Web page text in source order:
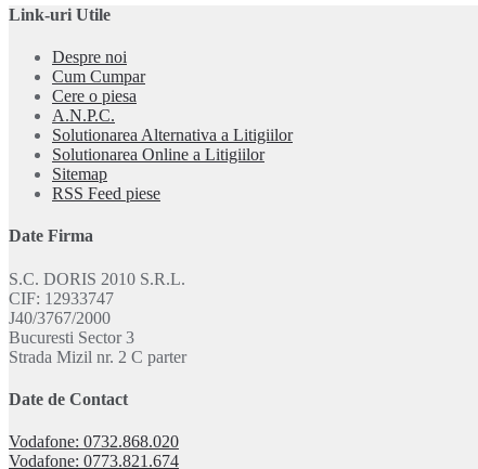
Link-uri Utile
Despre noi
Cum Cumpar
Cere o piesa
A.N.P.C.
Solutionarea Alternativa a Litigiilor
Solutionarea Online a Litigiilor
Sitemap
RSS Feed piese
Date Firma
S.C. DORIS 2010 S.R.L.
CIF: 12933747
J40/3767/2000
Bucuresti Sector 3
Strada Mizil nr. 2 C parter
Date de Contact
Vodafone: 0732.868.020
Vodafone: 0773.821.674